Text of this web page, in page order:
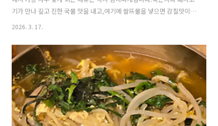
기가 만나 깊고 진한 국물 맛을 내고,여기에 쌀뜨물을 넣으면 감칠맛이
더 살아납니다.여기에 닭살채소볶음을 곁들이면 담백하면서도영양 균형
스의 감칠맛이 어우러져누구나 부담 없이 즐길 수 있는 반찬입니다.오늘
은 집에서 간단하게 만들 수 있는김치찌개와 닭살채소볶음을 소개합니
다. 1.김치찌개(Kimchi Stew)▶ 재료 Ingredients묵은지 1/8쪽 (Aged
kimchi 1/8 head)돼지고기 250g (Pork 250g)청양초 2개
(Cheongyang chili peppers 2)쌀뜨물 4컵 (..
2026. 3. 17.